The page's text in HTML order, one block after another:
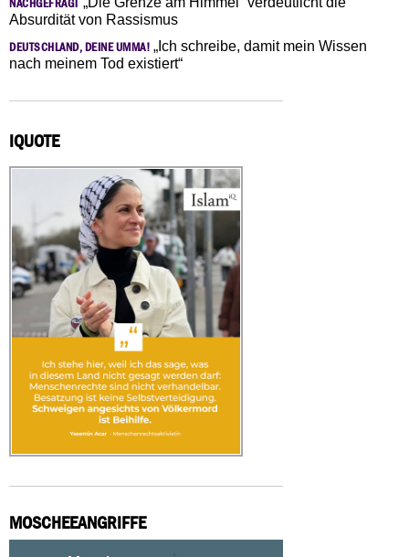
NACHGEFRAGT
Absurdität von Rassismus
DEUTSCHLAND, DEINE UMMA! „Ich schreibe, damit mein Wissen
nach meinem Tod existiert“
IQUOTE
MOSCHEEANGRIFFE